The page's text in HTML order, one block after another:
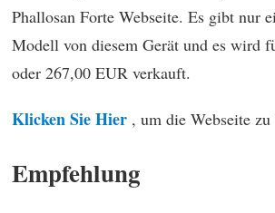
Phallosan Forte Webseite. Es gibt nur
Modell von diesem Gerät und es wird
oder 267,00 EUR verkauft.
Klicken Sie Hier , um die Webseite zu
Empfehlung